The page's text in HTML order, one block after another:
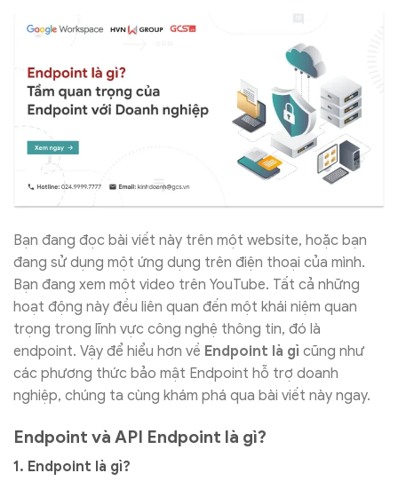
Bạn đang đọc bài viết này trên một website, hoặc bạn
đang sử dụng một ứng dụng trên điện thoại của mình.
Bạn đang xem một video trên YouTube. Tất cả những
hoạt động này đều liên quan đến một khái niệm quan
trọng trong lĩnh vực công nghệ thông tin, đó là
endpoint. Vậy để hiểu hơn về Endpoint là gì cũng như
các phương thức bảo mật Endpoint hỗ trợ doanh
nghiệp, chúng ta cùng khám phá qua bài viết này ngay.
Endpoint và API Endpoint là gì?
1. Endpoint là gì?